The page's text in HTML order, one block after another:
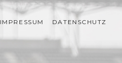
IMPRESSUM DATENSCHUTZ